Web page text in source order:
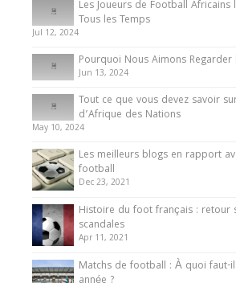
Les Joueurs de Football Africains
Tous les Temps
Jul 12, 2024
Pourquoi Nous Aimons Regarder
Jun 13, 2024
Tout ce que vous devez savoir
d’Afrique des Nations
May 10, 2024
Les meilleurs blogs en rapport
football
Dec 23, 2021
Histoire du foot français : retour
scandales
Apr 11, 2021
Matchs de football : À quoi faut-